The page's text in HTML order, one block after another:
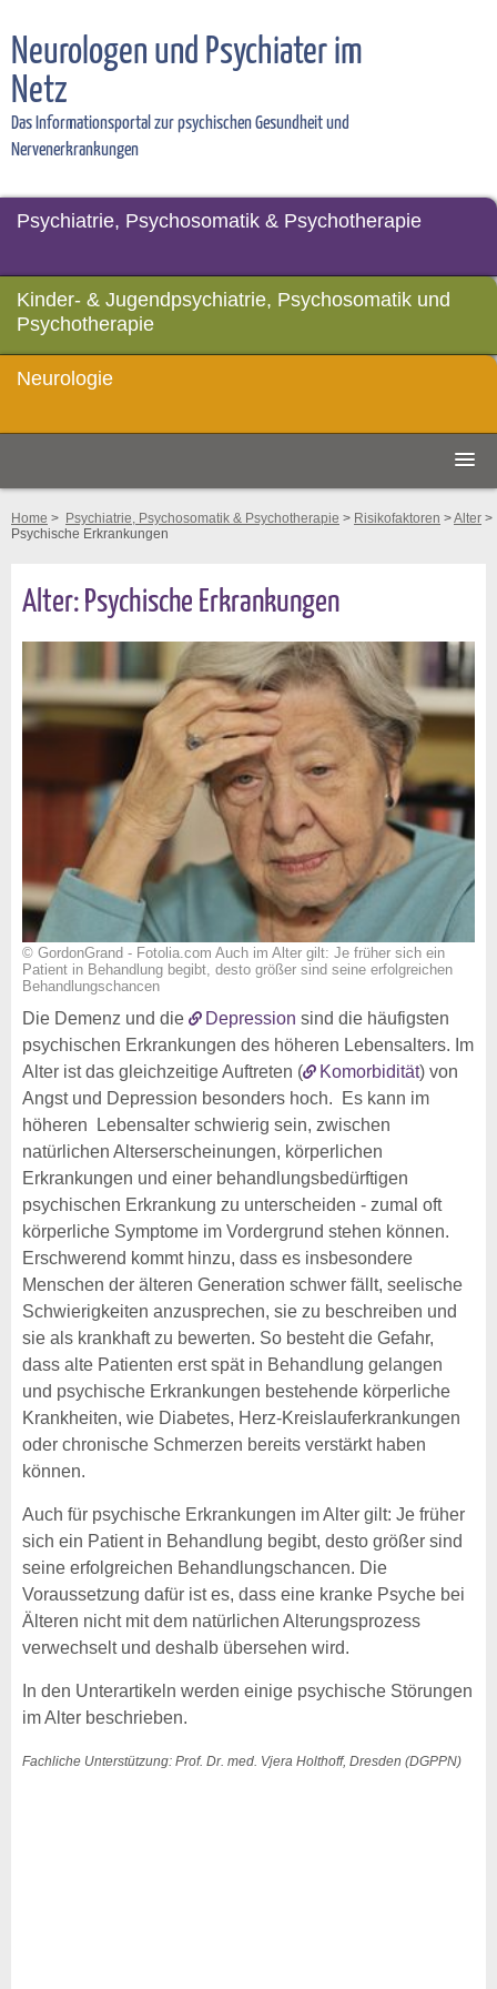
Neurologen und Psychiater im
Netz
Das Informationsportal zur psychischen Gesundheit und
Nervenerkrankungen
Psychiatrie, Psychosomatik & Psychotherapie
Kinder- & Jugendpsychiatrie, Psychosomatik und
Psychotherapie
Neurologie
Home > Psychiatrie, Psychosomatik & Psychotherapie > Risikofaktoren >Alter >
Psychische Erkrankungen
Alter: Psychische Erkrankungen
© GordonGrand - Fotolia.com Auch im Alter gilt: Je früher sich ein
Patient in Behandlung begibt, desto größer sind seine erfolgreichen
Behandlungschancen
Die Demenz und die Depression sind die häufigsten
psychischen Erkrankungen des höheren Lebensalters. Im
Alter ist das gleichzeitige Auftreten (
Komorbidität) von
Angst und Depression besonders hoch. Es kann im
höheren Lebensalter schwierig sein, zwischen
natürlichen Alterserscheinungen, körperlichen
Erkrankungen und einer behandlungsbedürftigen
psychischen Erkrankung zu unterscheiden - zumal oft
körperliche Symptome im Vordergrund stehen können.
Erschwerend kommt hinzu, dass es insbesondere
Menschen der älteren Generation schwer fällt, seelische
Schwierigkeiten anzusprechen, sie zu beschreiben und
sie als krankhaft zu bewerten. So besteht die Gefahr,
dass alte Patienten erst spät in Behandlung gelangen
und psychische Erkrankungen bestehende körperliche
Krankheiten, wie Diabetes, Herz-Kreislauferkrankungen
oder chronische Schmerzen bereits verstärkt haben
können.
Auch für psychische Erkrankungen im Alter gilt: Je früher
sich ein Patient in Behandlung begibt, desto größer sind
seine erfolgreichen Behandlungschancen. Die
Voraussetzung dafür ist es, dass eine kranke Psyche bei
Älteren nicht mit dem natürlichen Alterungsprozess
verwechselt und deshalb übersehen wird.
In den Unterartikeln werden einige psychische Störungen
im Alter beschrieben.
Fachliche Unterstützung: Prof. Dr. med. Vjera Holthoff, Dresden (DGPPN)